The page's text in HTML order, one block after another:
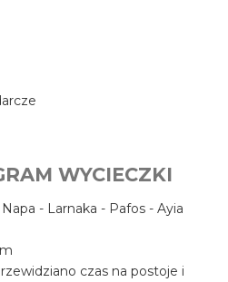
WYCIECZKI
- Larnaka - Pafos - Ayia
czas na postoje i